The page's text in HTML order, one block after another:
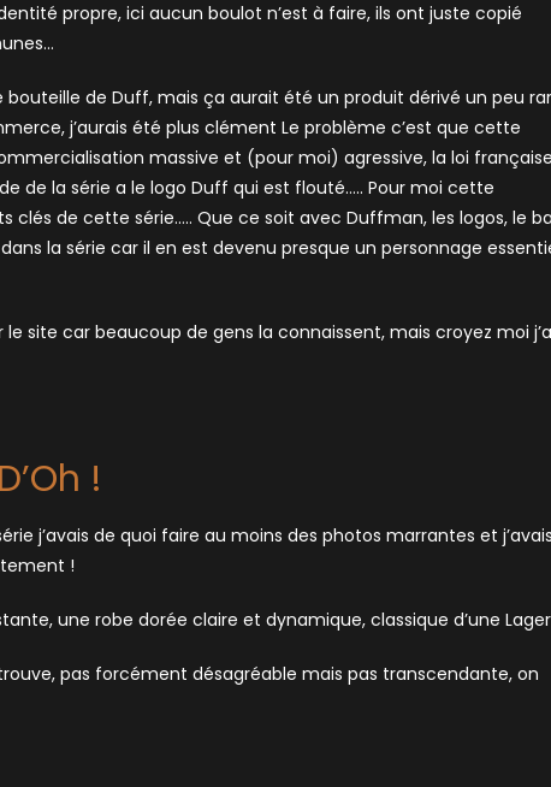
propre, ici aucun boulot n’est à faire, ils ont juste copié
bouteille de Duff, mais ça aurait été un produit dérivé un peu
j’aurais été plus clément Le problème c’est que cette
massive et (pour moi) agressive, la loi
de la série a le logo Duff qui est flouté….. Pour moi cette
de cette série….. Que ce soit avec Duffman, les logos, le
la série car il en est devenu presque un personnage
site car beaucoup de gens la connaissent, mais croyez moi
!
j’avais de quoi faire au moins des photos marrantes et
!
une robe dorée claire et dynamique, classique d’une
pas forcément désagréable mais pas transcendante, on